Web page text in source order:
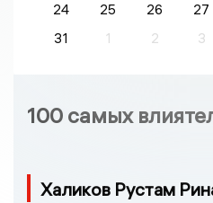
24
25 26 27
31
1 2 3
100 самых
Халиков Рустам